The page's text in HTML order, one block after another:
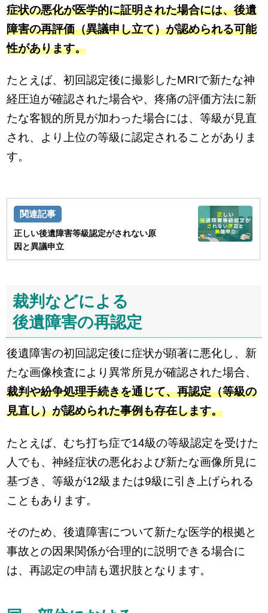
症状の悪化が医学的に証明された場合には、後遺
障害の再評価（異議申し立て）が認められる可能
性があります。
たとえば、初回認定後に撮影したMRIで新たな神
経圧迫が確認された場合や、疼痛の評価方法に新
たな客観的所見が加わった場合には、等級が見直
され、より上位の等級に認定されることがありま
す。
正しい後遺障害等級認定がされない原
因と異議申立
裁判などによる
後遺障害の再認定
後遺障害の初回認定後に症状が顕著に悪化し、新
たな画像検査により異常所見が確認された場合、
裁判や紛争処理手続きを通じて、再認定（等級の
見直し）が認められた事例も存在します。
たとえば、むち打ち症で14級の等級認定を受けた
人でも、神経症状の悪化および新たな画像所見に
基づき、等級が12級または9級に引き上げられる
こともあります。
そのため、後遺障害について新たな医学的根拠と
事故との因果関係が合理的に説明できる場合に
は、再認定の申請も選択肢となります。